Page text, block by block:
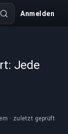
Anmelden
Jede
· zuletzt geprüft